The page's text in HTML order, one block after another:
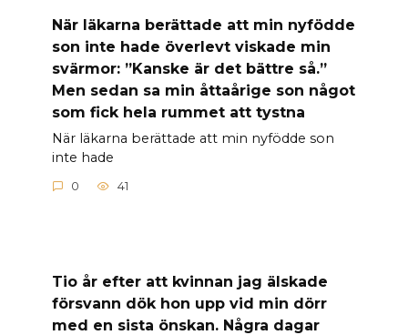
När läkarna berättade att min nyfödde
son inte hade överlevt viskade min
svärmor: ”Kanske är det bättre så.”
Men sedan sa min åttaårige son något
som fick hela rummet att tystna
När läkarna berättade att min nyfödde son
inte hade
0 41
Tio år efter att kvinnan jag älskade
försvann dök hon upp vid min dörr
med en sista önskan. Några dagar